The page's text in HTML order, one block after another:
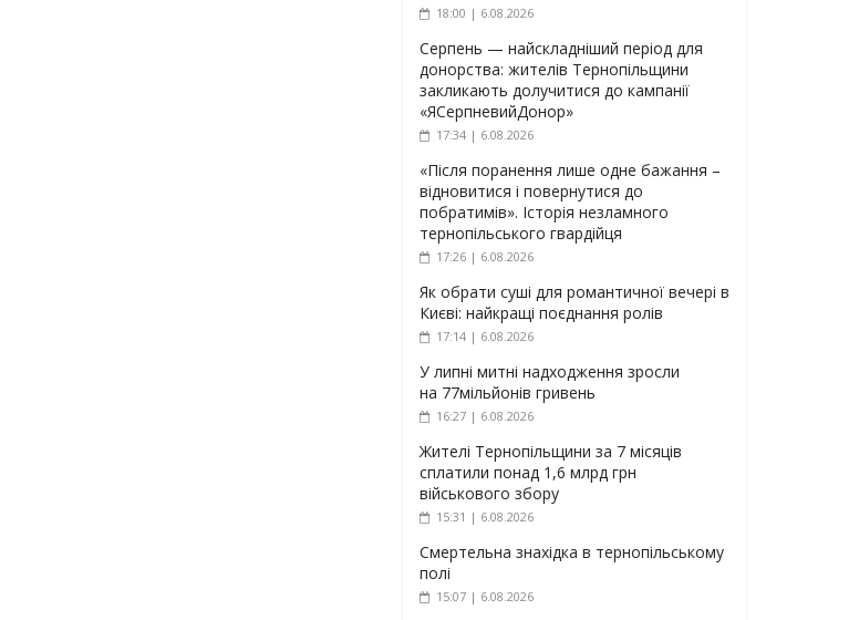
18:00 | 6.08.2026
Серпень — найскладніший період для
донорства: жителів Тернопільщини
закликають долучитися до кампанії
«ЯСерпневийДонор»
17:34 | 6.08.2026
«Після поранення лише одне бажання –
відновитися і повернутися до
побратимів». Історія незламного
тернопільського гвардійця
17:26 | 6.08.2026
Як обрати суші для романтичної вечері в
Києві: найкращі поєднання ролів
17:14 | 6.08.2026
У липні митні надходження зросли
на 77мільйонів гривень
16:27 | 6.08.2026
Жителі Тернопільщини за 7 місяців
сплатили понад 1,6 млрд грн
військового збору
15:31 | 6.08.2026
Смертельна знахідка в тернопільському
полі
15:07 | 6.08.2026